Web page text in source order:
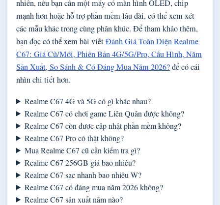
nhiên, nếu bạn cần một máy có màn hình OLED, chip
mạnh hơn hoặc hỗ trợ phần mềm lâu dài, có thể xem xét
các mẫu khác trong cùng phân khúc. Để tham khảo thêm,
bạn đọc có thể xem bài viếtĐánh Giá Toàn Diện Realme
C67: Giá Cũ/Mới, Phiên Bản 4G/5G/Pro, Cấu Hình, Năm
Sản Xuất, So Sánh & Có Đáng Mua Năm 2026?để có cái
nhìn chi tiết hơn.
Realme C67 4G và 5G có gì khác nhau?
Realme C67 có chơi game Liên Quân được không?
Realme C67 còn được cập nhật phần mềm không?
Realme C67 Pro có thật không?
Mua Realme C67 cũ cần kiểm tra gì?
Realme C67 256GB giá bao nhiêu?
Realme C67 sạc nhanh bao nhiêu W?
Realme C67 có đáng mua năm 2026 không?
Realme C67 sản xuất năm nào?